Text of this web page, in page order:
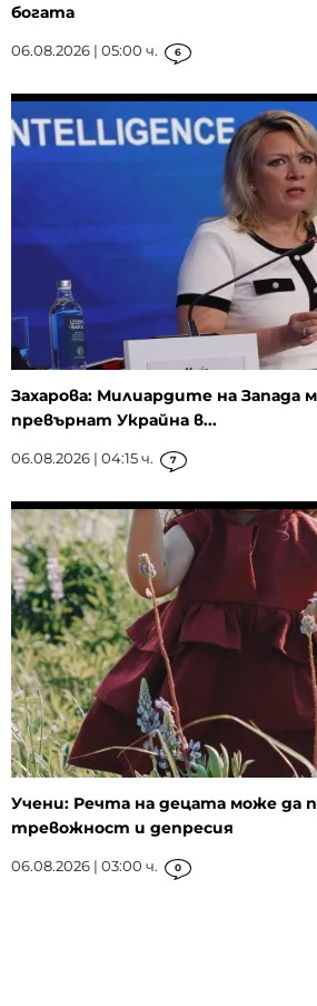
богата
06.08.2026 | 05:00 ч. 6
Захарова: Милиардите на Запада
превърнат Украйна в...
06.08.2026 | 04:15 ч. 7
Учени: Речта на децата може да
тревожност и депресия
06.08.2026 | 03:00 ч. 0